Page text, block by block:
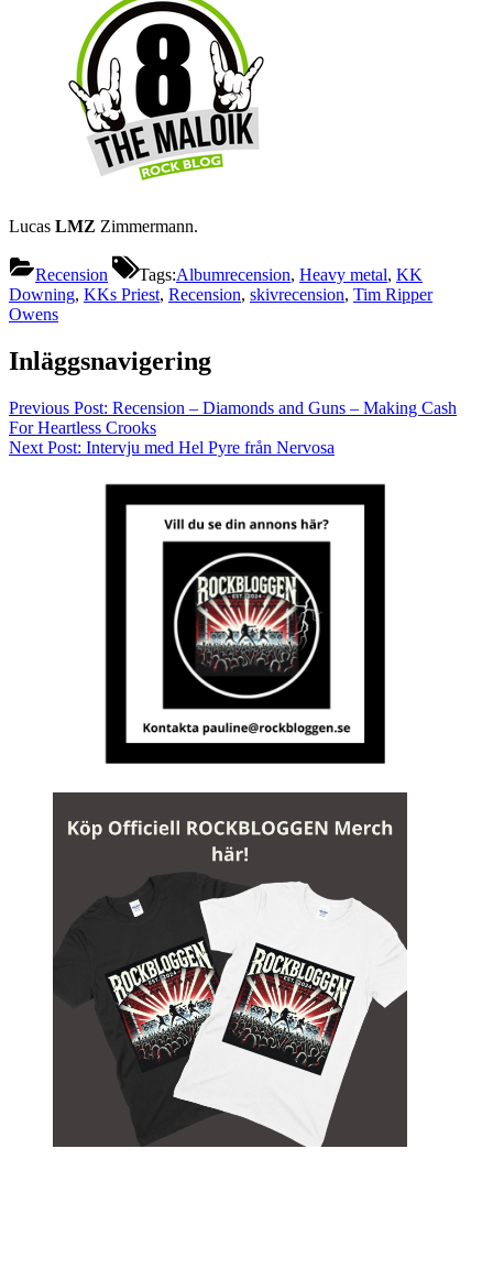
Lucas LMZ Zimmermann.
Recension Tags:Albumrecension, Heavy metal, KK
Downing, KKs Priest, Recension, skivrecension, Tim Ripper
Owens
Inläggsnavigering
Previous Post: Recension – Diamonds and Guns – Making Cash
For Heartless Crooks
Next Post: Intervju med Hel Pyre från Nervosa